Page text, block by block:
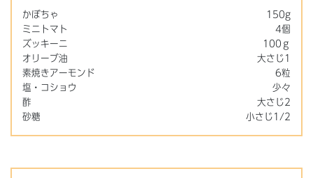
かぼちゃ
150g
ミニトマト
4個
ズッキーニ
100ｇ
オリーブ油
大さじ1
素焼きアーモンド
6粒
塩・コショウ
少々
酢
大さじ2
砂糖
小さじ1/2